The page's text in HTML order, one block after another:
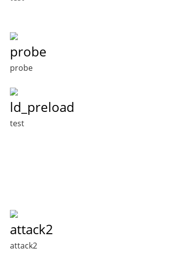
probe
probe
ld_preload
test
attack2
attack2